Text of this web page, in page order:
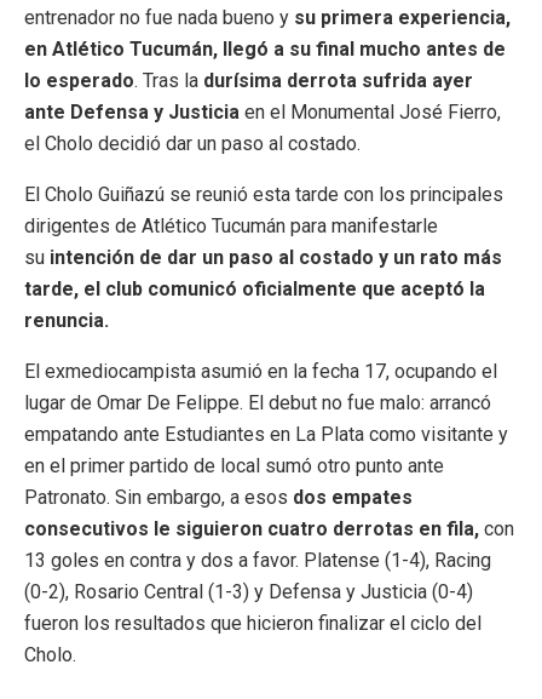
entrenador no fue nada bueno y su primera experiencia,
en Atlético Tucumán, llegó a su final mucho antes de
lo esperado. Tras la durísima derrota sufrida ayer
ante Defensa y Justicia en el Monumental José Fierro,
el Cholo decidió dar un paso al costado.
El Cholo Guiñazú se reunió esta tarde con los principales
dirigentes de Atlético Tucumán para manifestarle
su intención de dar un paso al costado y un rato más
tarde, el club comunicó oficialmente que aceptó la
renuncia.
El exmediocampista asumió en la fecha 17, ocupando el
lugar de Omar De Felippe. El debut no fue malo: arrancó
empatando ante Estudiantes en La Plata como visitante y
en el primer partido de local sumó otro punto ante
Patronato. Sin embargo, a esos dos empates
consecutivos le siguieron cuatro derrotas en fila, con
13 goles en contra y dos a favor. Platense (1-4), Racing
(0-2), Rosario Central (1-3) y Defensa y Justicia (0-4)
fueron los resultados que hicieron finalizar el ciclo del
Cholo.